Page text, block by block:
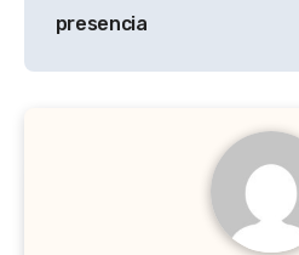
entradas
presencia